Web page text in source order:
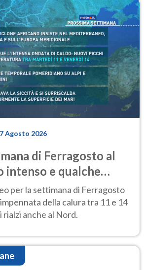
7 Agosto 2026
di Ferragosto al
intenso e qualche
per la settimana di Ferragosto
della calura tra 11 e 14
rialzi anche al Nord.